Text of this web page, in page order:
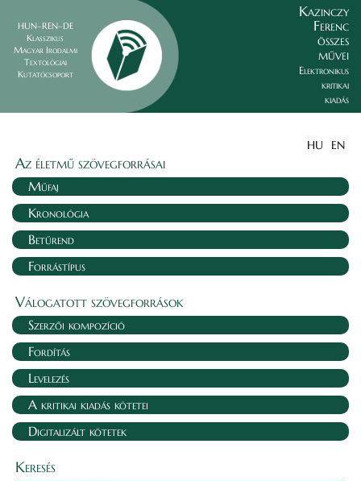
HUN–REN–DE
Klasszikus
Magyar Irodalmi
Textológiai
Kutatócsoport
Kazinczy
Ferenc
összes
művei
Elektronikus
kritikai
kiadás
HU EN
Az életmű szövegforrásai
Műfaj
Kronológia
Betűrend
Forrástípus
Válogatott szövegforrások
Szerzői kompozíció
Fordítás
Levelezés
A kritikai kiadás kötetei
Digitalizált kötetek
Keresés